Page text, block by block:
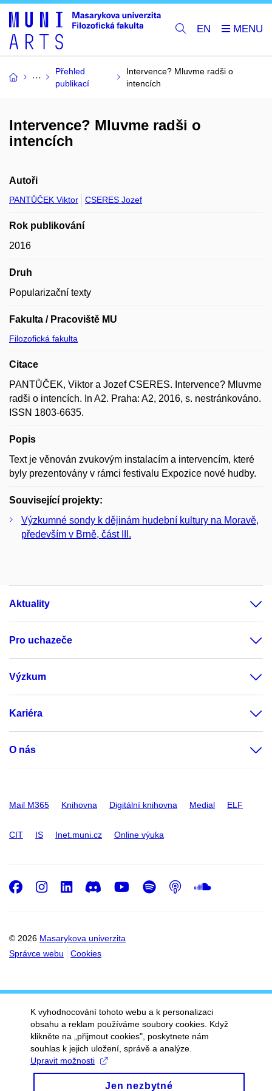
EN
Přehled
publikací
Intervence? Mluvme radši o
intencích
Intervence? Mluvme radši o
intencích
Autoři
PANTŮČEK Viktor CSERES Jozef
Rok publikování
2016
Druh
Popularizační texty
Fakulta / Pracoviště MU
Filozofická fakulta
Citace
PANTŮČEK, Viktor a Jozef CSERES. Intervence? Mluvme
radši o intencích. In A2. Praha: A2, 2016, s. nestránkováno.
ISSN 1803-6635.
Popis
Text je věnován zvukovým instalacím a intervencím, které
byly prezentovány v rámci festivalu Expozice nové hudby.
Související projekty:
Výzkumné sondy k dějinám hudební kultury na Moravě,
především v Brně, část III.
Aktuality
Pro uchazeče
Výzkum
Kariéra
O nás
Mail M365 Knihovna Digitální knihovna Medial ELF
CIT IS Inet.muni.cz Online výuka
© 2026 Masarykova univerzita
Správce webu
Cookies
Facebook
Instagram
LinkedIn
DiscordYoutube
Spotify
Podcast
K vyhodnocování tohoto webu a k personalizaci
obsahu a reklam používáme soubory cookies. Když
klikněte na „přijmout cookies", poskytnete nám
souhlas k jejich uložení, správě a analýze.
Upravit možnosti
Jen nezbytné